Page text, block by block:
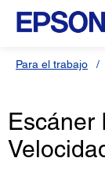
Para el trabajo
Escáner